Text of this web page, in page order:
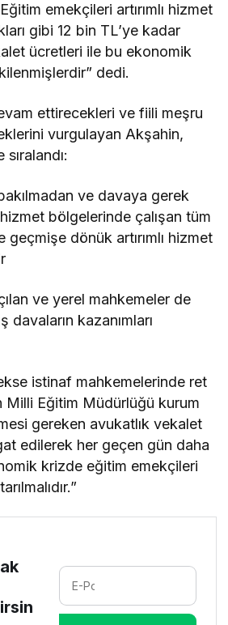
emekçileri artırımlı hizmet
gibi 12 bin TL’ye kadar
ücretleri ile bu ekonomik
dedi.
ettirecekleri ve fiili meşru
vurgulayan Akşahin,
ve davaya gerek
bölgelerinde çalışan tüm
dönük artırımlı hizmet
ve yerel mahkemeler de
davaların kazanımları
istinaf mahkemelerinde ret
Milli Eğitim Müdürlüğü kurum
gereken avukatlık vekalet
edilerek her geçen gün daha
krizde eğitim emekçileri